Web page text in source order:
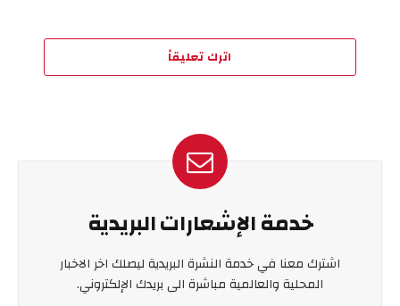
اترك تعليقاً
خدمة الإشعارات البريدية
اشترك معنا في خدمة النشرة البريدية ليصلك اخر الاخبار
المحلية والعالمية مباشرة الى بريدك الإلكتروني.